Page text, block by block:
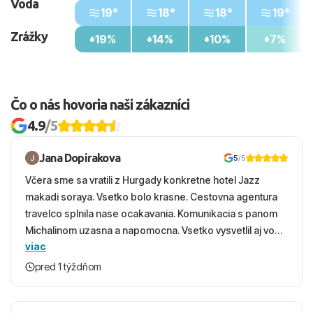
Voda
Zrážky
19°
19%
18°
14%
18°
10%
19°
7%
Čo o nás hovoria naši zákazníci
4.9/5
Jana Dopirakova 5/5
Včera sme sa vratili z Hurgady konkretne hotel Jazz
makadi soraya. Vsetko bolo krasne. Cestovna agentura
travelco splnila nase ocakavania. Komunikacia s panom
Michalinom uzasna a napomocna. Vsetko vysvetlil aj vo
vecernych hodinach zaco sa ospravedlnujem. Hotel
krasny, cisty. Sluzby top. Strava, prostredie, more,
viac
pred 1 týždňom